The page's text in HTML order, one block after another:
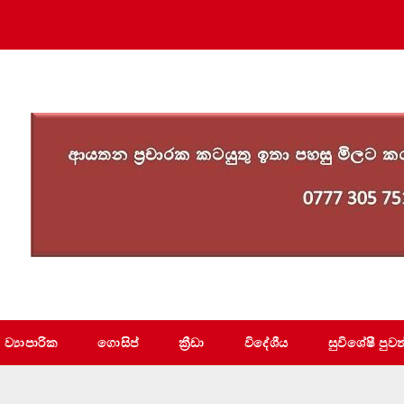
ව්‍යාපාරික ගොසිප් ක්‍රීඩා විදේශීය සුවිශේෂී